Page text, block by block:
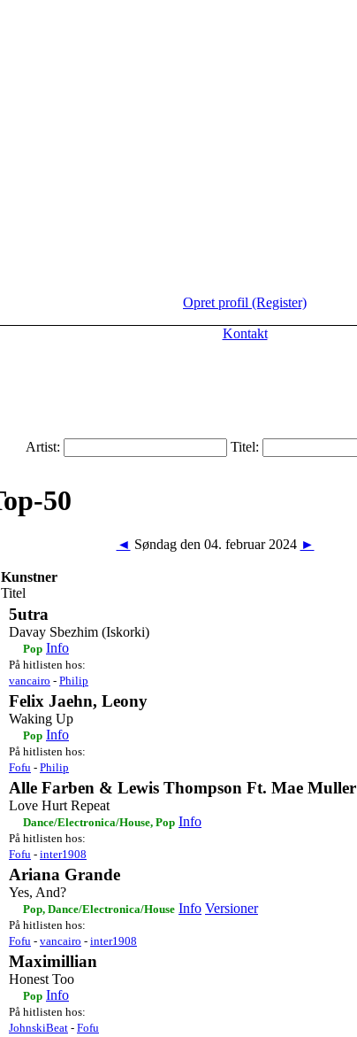
Opret profil (Register)
Kontakt
Artist: Titel:
◄ Søndag den 04. februar 2024 ►
Kunstner
Titel
5utra
Davay Sbezhim (Iskorki)
Pop Info
På hitlisten hos:
vancairo - Philip
Felix Jaehn, Leony
Waking Up
Pop Info
På hitlisten hos:
Fofu - Philip
Alle Farben & Lewis Thompson Ft. Mae Muller
Love Hurt Repeat
Dance/Electronica/House, Pop Info
På hitlisten hos:
Fofu - inter1908
Ariana Grande
Yes, And?
Pop, Dance/Electronica/House Info Versioner
På hitlisten hos:
Fofu - vancairo - inter1908
Maximillian
Honest Too
Pop Info
På hitlisten hos:
JohnskiBeat - Fofu